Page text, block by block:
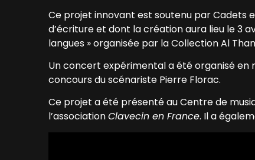
Ce projet innovant est soutenu par Cadets
d’écriture et dont la création aura lieu le 3
langues » organisée par la Collection Al
Un concert expérimental a été organisé en
concours du scénariste Pierre Florac.
Ce projet a été présenté au Centre de
l’associationClavecin en France. Il a